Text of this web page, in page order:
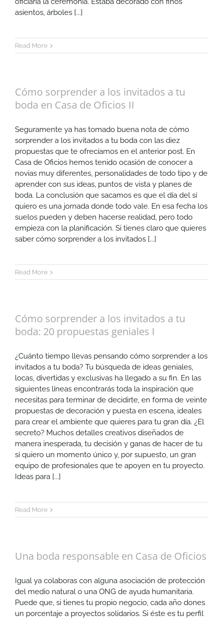
asientos, árboles [...]
Read More
Cómo sorprender a los invitados a tu
boda en Casa de Oficios II
Seguramente ya has tomado buena nota de cómo
sorprender a los invitados a tu boda con las diez
propuestas que te ofrecíamos en el anterior post. En
Casa de Oficios hemos tenido ocasión de conocer a
novias muy diferentes, personalidades de todo tipo y de
aprender con sus ideas, puntos de vista y planes de
boda. La conclusión que sacamos es que el día del sí
quiero es una jornada donde todo vale. En esa fecha los
suelos pueden y deben hacerse realidad, pero todo
empieza con la planificación. Si tienes claro que quieres
saber cómo sorprender a los invitados [...]
Read More
Cómo sorprender a los invitados a tu
boda: 20 propuestas geniales I
¿Cuánto tiempo llevas pensando cómo sorprender a los
invitados a tu boda? Tu búsqueda de ideas geniales,
locas, divertidas y exclusivas ha llegado a su fin. En las
siguientes líneas encontrarás toda la inspiración que
necesitas para terminar de decidirte, en forma de veinte
propuestas de decoración y puesta en escena, ideales
para crear el ambiente que quieres para tu gran día. ¿El
secreto? Muchos detalles creativos diseñados de
manera inesperada, tu decisión y ganas de hacer de tu
sí quiero un momento único y, por supuesto, un gran
equipo de profesionales que te apoyen en tu proyecto.
Ideas para [...]
Read More
Una boda responsable en Casa de Oficios
Igual ya colaboras con alguna asociación de protección
del medio natural o una ONG de ayuda humanitaria.
Puede que, si tienes tu propio negocio, cada año dones
un porcentaje a proyectos solidarios. Si éste es tu perfil